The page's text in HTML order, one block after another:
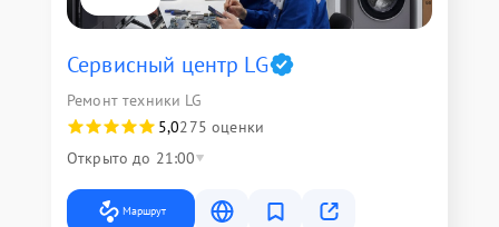
Сервисный центр LG
Ремонт техники LG
5,0275 оценки
Открыто до 21:00
Маршрут